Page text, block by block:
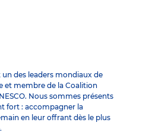
des leaders mondiaux de
et membre de la Coalition
Nous sommes présents
fort : accompagner la
en leur offrant dès le plus